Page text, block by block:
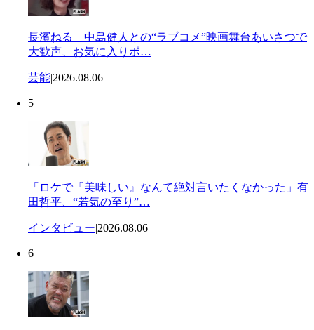
長濱ねる 中島健人との“ラブコメ”映画舞台あいさつで
大歓声、お気に入りポ…
芸能|2026.08.06
5
「ロケで『美味しい』なんて絶対言いたくなかった」有
田哲平、“若気の至り”…
インタビュー|2026.08.06
6